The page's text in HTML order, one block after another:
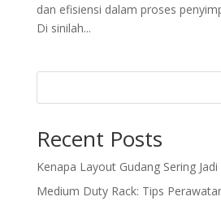
dan efisiensi dalam proses
Di sinilah...
Recent Posts
Kenapa Layout Gudang Sering
Medium Duty Rack: Tips